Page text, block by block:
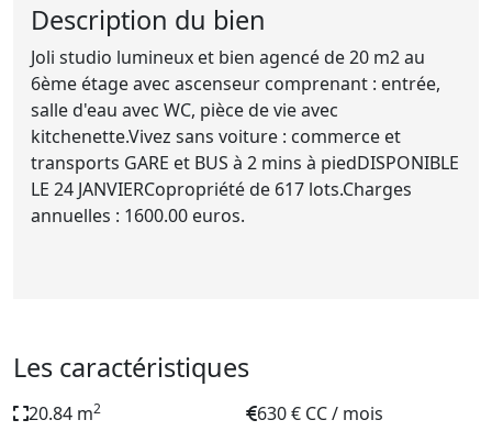
Description du bien
Joli studio lumineux et bien agencé de 20 m2 au
6ème étage avec ascenseur comprenant : entrée,
salle d'eau avec WC, pièce de vie avec
kitchenette.Vivez sans voiture : commerce et
transports GARE et BUS à 2 mins à piedDISPONIBLE
LE 24 JANVIERCopropriété de 617 lots.Charges
annuelles : 1600.00 euros.
Les caractéristiques
20.84 m2
630 € CC / mois